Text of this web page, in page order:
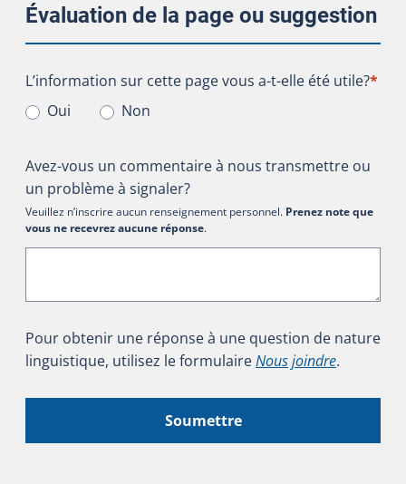
Évaluation de la page ou suggestion
L’information sur cette page vous a-t-elle été utile?
L’information sur cette page vous a-t-elle été utile?*
Oui
Non
Avez-vous un commentaire à nous transmettre ou
un problème à signaler?
Veuillez n’inscrire aucun renseignement personnel. Prenez note que
vous ne recevrez aucune réponse.
Pour obtenir une réponse à une question de nature
linguistique, utilisez le formulaireNous joindre.
Soumettre